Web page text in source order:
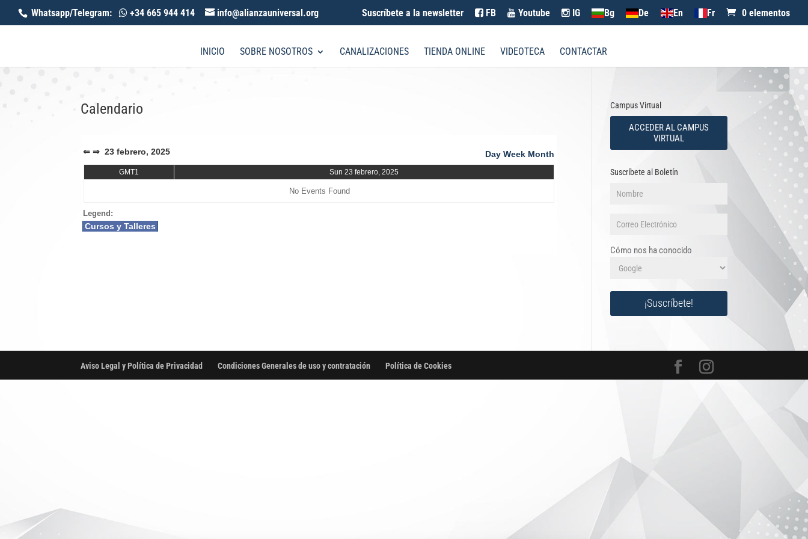
Whatsapp/Telegram: +34 665 944 414 info@alianzauniversal.org Suscríbete a la newsletter FB Youtube IG Bg De En Fr 0 elementos
INICIO SOBRE NOSOTROS CANALIZACIONES TIENDA ONLINE VIDEOTECA CONTACTAR
Calendario
⇐ ⇒ 23 febrero, 2025 Day Week Month
GMT1 Sun 23 febrero, 2025
No Events Found
Legend:
Cursos y Talleres
Campus Virtual
ACCEDER AL CAMPUS
VIRTUAL
Suscríbete al Boletín
Cómo nos ha conocido
Aviso Legal y Política de Privacidad Condiciones Generales de uso y contratación Política de Cookies